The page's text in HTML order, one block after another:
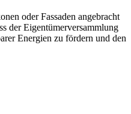
oder Fassaden angebracht
der Eigentümerversammlung
Energien zu fördern und den